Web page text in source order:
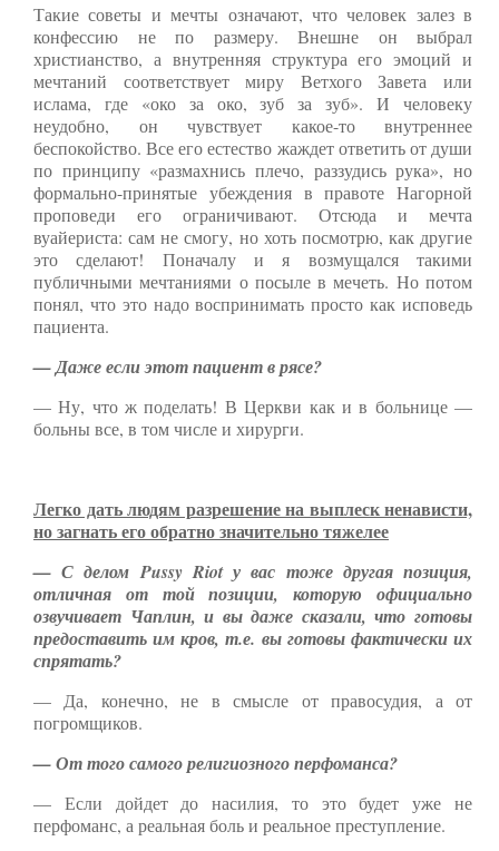
Такие советы и мечты означают, что человек залез в
конфессию не по размеру. Внешне он выбрал
христианство, а внутренняя структура его эмоций и
мечтаний соответствует миру Ветхого Завета или
ислама, где «око за око, зуб за зуб». И человеку
неудобно, он чувствует какое-то внутреннее
беспокойство. Все его естество жаждет ответить от души
по принципу «размахнись плечо, раззудись рука», но
формально-принятые убеждения в правоте Нагорной
проповеди его ограничивают. Отсюда и мечта
вуайериста: сам не смогу, но хоть посмотрю, как другие
это сделают! Поначалу и я возмущался такими
публичными мечтаниями о посыле в мечеть. Но потом
понял, что это надо воспринимать просто как исповедь
пациента.
— Даже если этот пациент в рясе?
— Ну, что ж поделать! В Церкви как и в больнице —
больны все, в том числе и хирурги.
Легко дать людям разрешение на выплеск ненависти,
но загнать его обратно значительно тяжелее
— С делом Pussy Riot у вас тоже другая позиция,
отличная от той позиции, которую официально
озвучивает Чаплин, и вы даже сказали, что готовы
предоставить им кров, т.е. вы готовы фактически их
спрятать?
— Да, конечно, не в смысле от правосудия, а от
погромщиков.
— От того самого религиозного перфоманса?
— Если дойдет до насилия, то это будет уже не
перфоманс, а реальная боль и реальное преступление.